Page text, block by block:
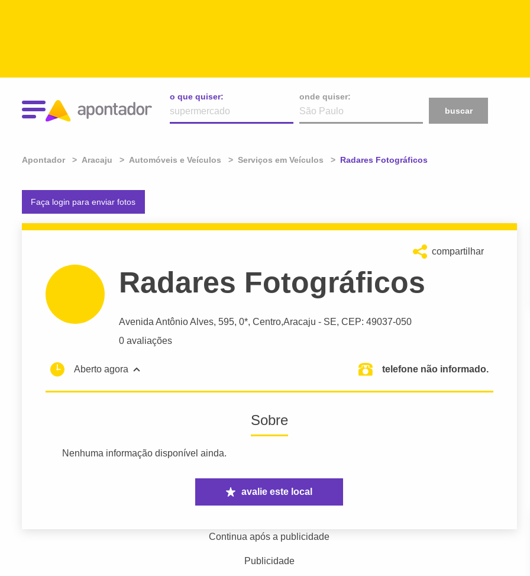
o que quiser:
onde quiser:
buscar
Apontador Aracaju Automóveis e Veículos Serviços em Veículos Atual:
Radares Fotográficos
Faça login para enviar fotos
compartilhar
Radares Fotográficos
Avenida Antônio Alves, 595, 0*, Centro,Aracaju - SE, CEP: 49037-050
0 avaliações
Aberto agora telefone não informado.
Sobre
Nenhuma informação disponível ainda.
avalie este local
Continua após a publicidade
Publicidade